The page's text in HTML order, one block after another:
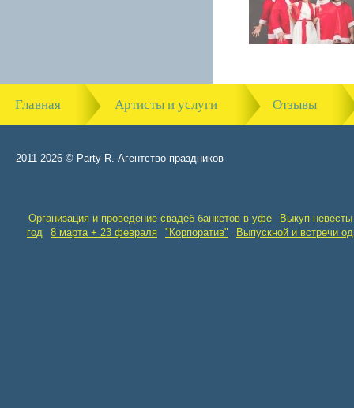
Главная Артисты и услуги Отзывы
2011-2026 © Party-R. Агентство праздников
Организация и проведение свадеб банкетов в уфе
Выкуп невесты
год
8 марта + 23 февраля "Корпоратив" Выпускной и встречи